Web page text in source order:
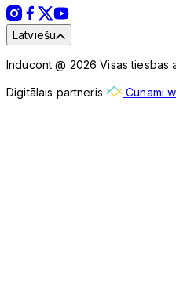
Latviešu
Inducont @ 2026 Visas tiesbas
Digitālais partneris Cunami